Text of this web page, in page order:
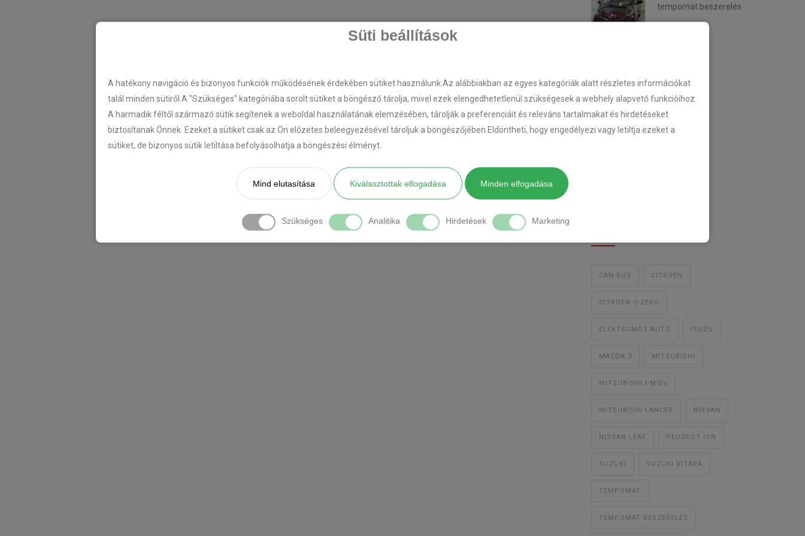
Süti beállítások
A hatékony navigáció és bizonyos funkciók működésének érdekében sütiket használunk.Az alábbiakban az egyes kategóriák alatt részletes információkat
talál minden sütiről.A "Szükséges" kategóriába sorolt sütiket a böngésző tárolja, mivel ezek elengedhetetlenül szükségesek a webhely alapvető funkcióihoz.
A harmadik féltől származó sütik segítenek a weboldal használatának elemzésében, tárolják a preferenciáit és releváns tartalmakat és hirdetéseket
biztosítanak Önnek. Ezeket a sütiket csak az Ön előzetes beleegyezésével tároljuk a böngészőjében.Eldöntheti, hogy engedélyezi vagy letiltja ezeket a
sütiket, de bizonyos sütik letiltása befolyásolhatja a böngészési élményt.
Mind elutasítása Kiválasztottak elfogadása Minden elfogadása
Szükséges Analitika Hirdetések Marketing
tempomat beszerelés
CAN-BUS CITROËN
CITROËN C-ZERO
ELEKTROMOS AUTÓ ISUZU
MAZDA 3 MITSUBISHI
MITSUBISHI I-MIEV
MITSUBISHI LANCER NISSAN
NISSAN LEAF PEUGEOT ION
SUZUKI SUZUKI VITARA
TEMPOMAT
TEMPOMAT BESZERELÉS